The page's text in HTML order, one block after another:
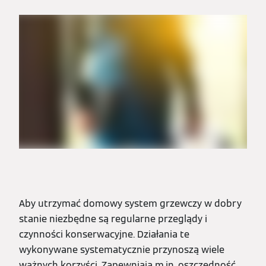
Aby utrzymać domowy system grzewczy w dobry
stanie niezbędne są regularne przeglądy i
czynności konserwacyjne. Działania te
wykonywane systematycznie przynoszą wiele